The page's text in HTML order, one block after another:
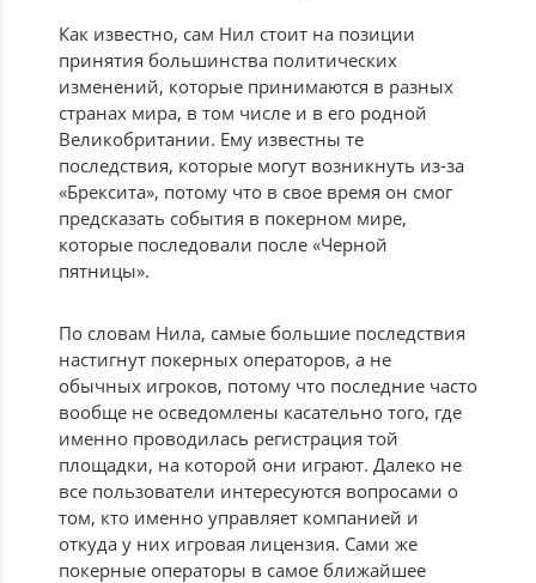
Как известно, сам Нил стоит на позиции
принятия большинства политических
изменений, которые принимаются в разных
странах мира, в том числе и в его родной
Великобритании. Ему известны те
последствия, которые могут возникнуть из-за
«Брексита», потому что в свое время он смог
предсказать события в покерном мире,
которые последовали после «Черной
пятницы».
По словам Нила, самые большие последствия
настигнут покерных операторов, а не
обычных игроков, потому что последние часто
вообще не осведомлены касательно того, где
именно проводилась регистрация той
площадки, на которой они играют. Далеко не
все пользователи интересуются вопросами о
том, кто именно управляет компанией и
откуда у них игровая лицензия. Сами же
покерные операторы в самое ближайшее